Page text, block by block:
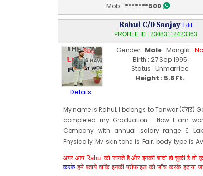
khatauli muzaffarnagar current living in
My father working in a Sugar Mill as a
(G.M.).we are looking for a educated and
Profile Last Updated ON : 04/09/2023 06:38 AM
Mob : *******500
Rahul C/0 Sanjay Edit
PROFILE ID : 23083112423363
Details
Gender : Male Manglik : No
Birth : 27 Sep 1995
Status : Unmarried
Height : 5.8 Ft.
My name is Rahul. I belongs to Tanwar (तंवर)
completed my Graduation . Now I am
Company with annual salary range 9
Physically My skin tone is Fair, body type is
Doing job and earing (4-5 lakh pa) rental
house 290 gaj in naraina village.
अगर आप Rahul को जानते है और इनकी शादी हो चुकी है तो
करकेहमे बताये ताकि इनकी प्रोफाइल को जाँच करके हटाया